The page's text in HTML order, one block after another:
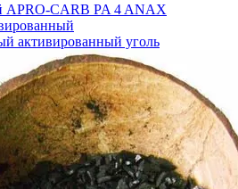
APRO-CARB PA 4 ANAX
активированный уголь